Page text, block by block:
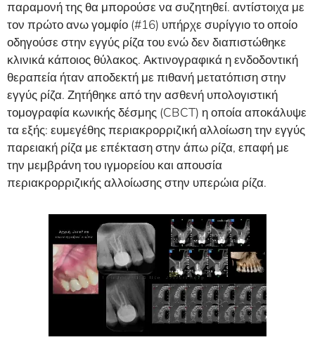
παραμονή της θα μπορούσε να συζητηθεί. αντίστοιχα με
τον πρώτο ανω γομφίο (#16) υπήρχε συρίγγιο το οποίο
οδηγούσε στην εγγύς ρίζα του ενώ δεν διαπιστώθηκε
κλινικά κάποιος θύλακος. Ακτινογραφικά η ενδοδοντική
θεραπεία ήταν αποδεκτή με πιθανή μετατόπιση στην
εγγύς ρίζα. Ζητήθηκε από την ασθενή υπολογιστική
τομογραφία κωνικής δέσμης (CBCT) η οποία αποκάλυψε
τα εξής: ευμεγέθης περιακρορριζική αλλοίωση την εγγύς
παρειακή ρίζα με επέκταση στην άπω ρίζα, επαφή με
την μεμβράνη του ιγμορείου και απουσία
περιακρορριζικής αλλοίωσης στην υπερώια ρίζα.